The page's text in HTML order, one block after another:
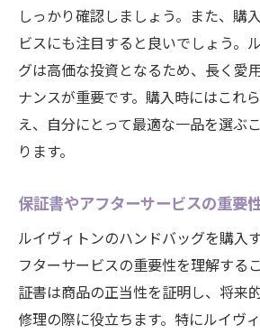
しっかり確認しましょう。また、購
ビスにも注目すると良いでしょう。
グは高価な投資となるため、長く愛
ナンスが重要です。購入時にはこれ
え、自分にとって最適な一品を選ぶ
ります。
保証書やアフターサービスの重要
ルイヴィトンのハンドバッグを購入
フターサービスの重要性を理解する
証書は商品の正当性を証明し、将来
修理の際に役立ちます。特にルイヴ